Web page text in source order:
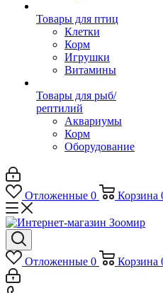
Товары для птиц
Клетки
Корм
Игрушки
Витамины
Товары для рыб/
рептилий
Аквариумы
Корм
Оборудование
Отложенные 0 Корзина
Отложенные 0 Корзина